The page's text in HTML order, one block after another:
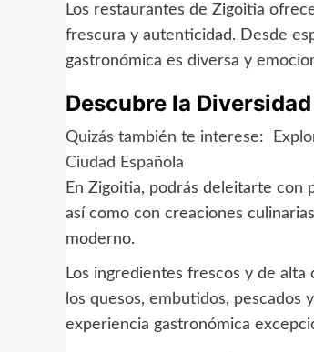
Los restaurantes de Zigoitia
frescura y autenticidad. Desde
gastronómica es diversa y
Descubre la
Quizás también te interese:
Ciudad Española
En Zigoitia, podrás deleitarte con
así como con creaciones
moderno.
Los ingredientes frescos y de
los quesos, embutidos, pescados
experiencia gastronómica